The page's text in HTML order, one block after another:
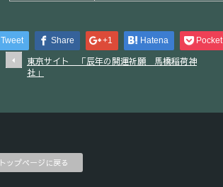
Tweet Share +1 Hatena Pocket
東京サイト 「辰年の開運祈願 馬橋稲荷神
社」
トップページに戻る